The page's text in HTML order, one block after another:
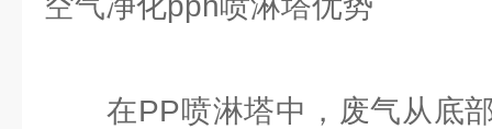
在PP喷淋塔中，废气从底部